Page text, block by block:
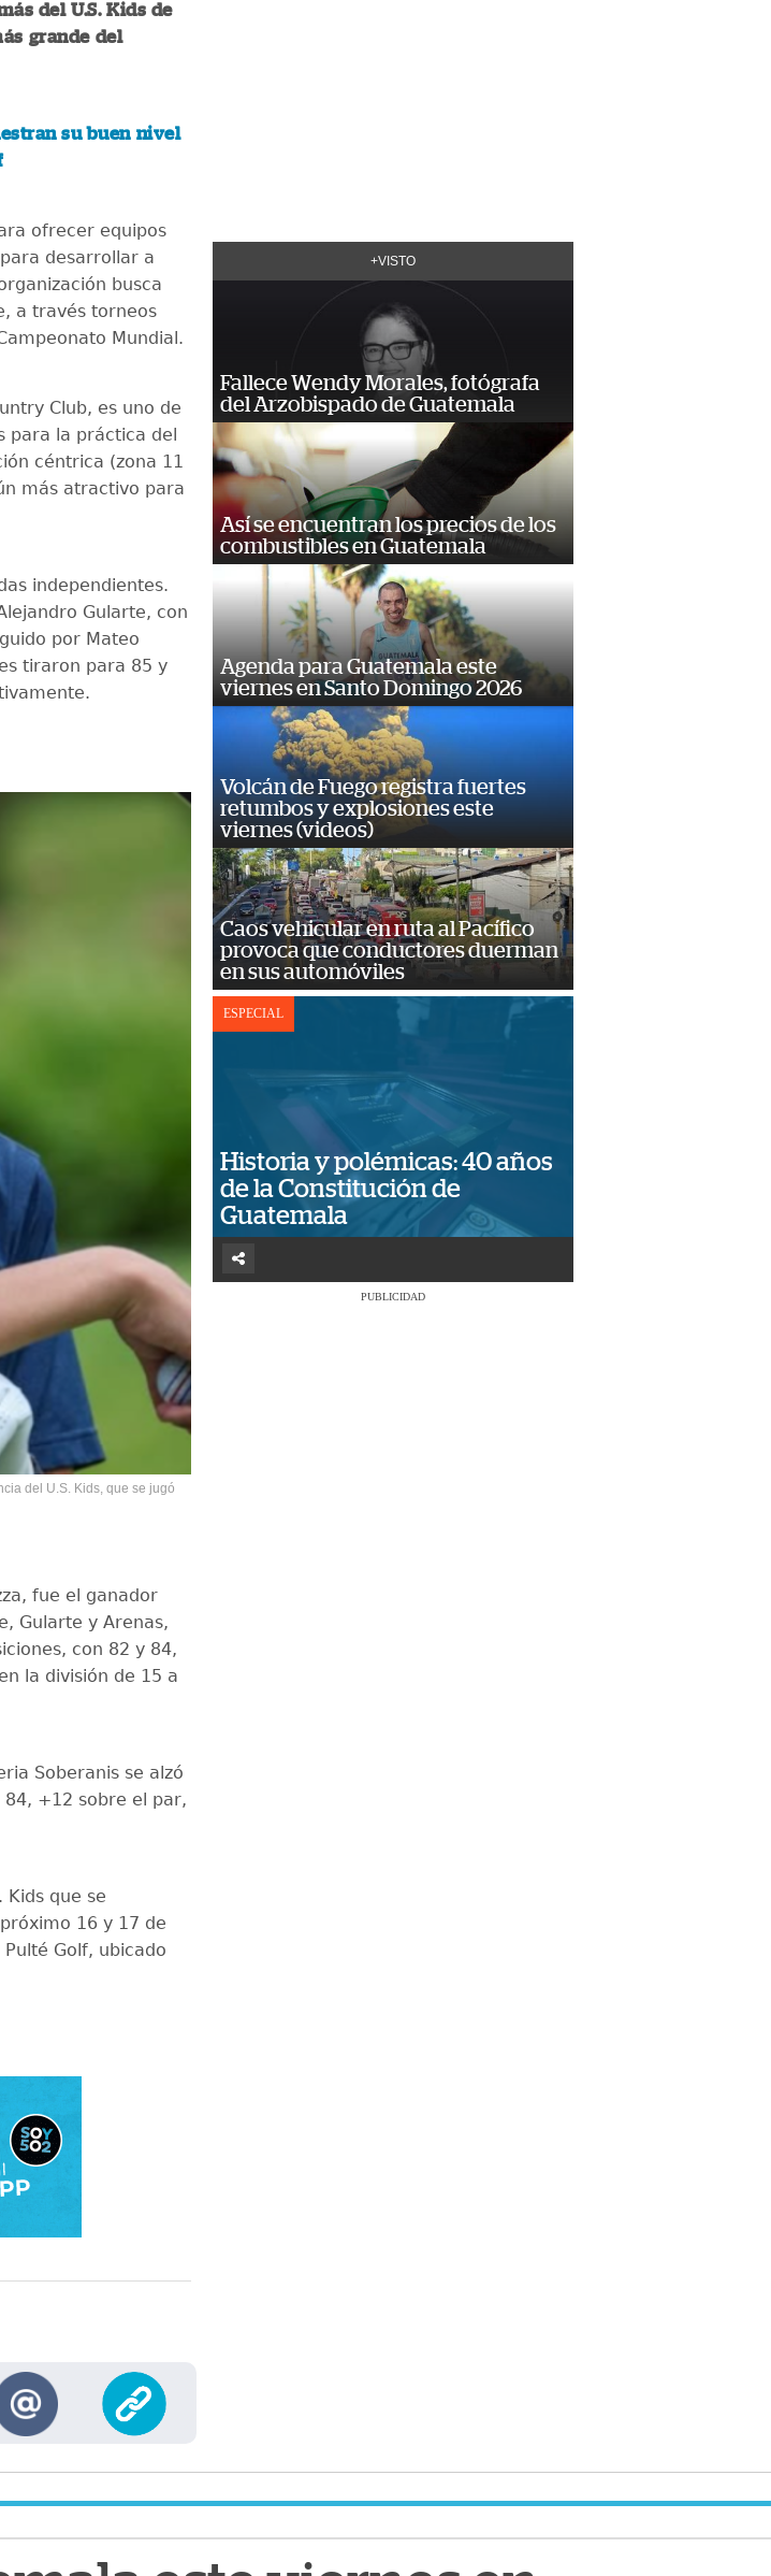
del U.S. Kids de
grande del
su buen nivel
ofrecer equipos
desarrollar a
busca
a través torneos
Mundial.
Club, es uno de
para la práctica del
céntrica (zona 11
más atractivo para
independientes.
Gularte, con
por Mateo
tiraron para 85 y
del U.S. Kids, que se jugó
fue el ganador
Gularte y Arenas,
con 82 y 84,
la división de 15 a
Soberanis se alzó
+12 sobre el par,
Kids que se
16 y 17 de
Golf, ubicado
+VISTO
Fallece Wendy Morales, fotógrafa
del Arzobispado de Guatemala
Así se encuentran los precios de los
combustibles en Guatemala
Agenda para Guatemala este
viernes en Santo Domingo 2026
Volcán de Fuego registra fuertes
retumbos y explosiones este
viernes (videos)
Caos vehicular en ruta al Pacífico
provoca que conductores duerman
en sus automóviles
ESPECIAL
Historia y polémicas: 40 años
de la Constitución de
Guatemala
PUBLICIDAD